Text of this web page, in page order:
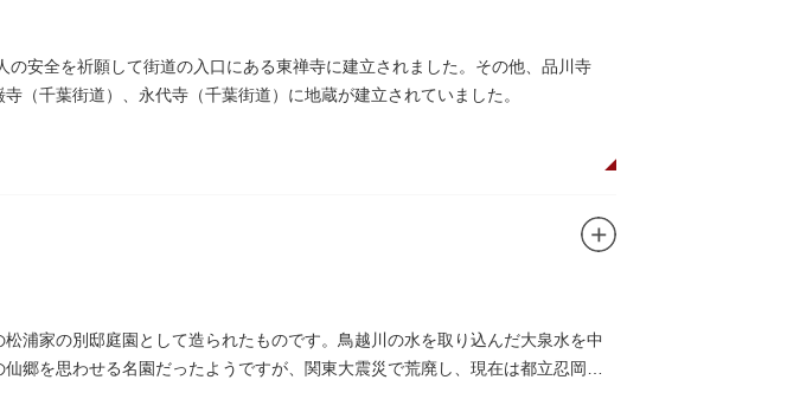
安全を祈願して街道の入口にある東禅寺に建立されました。その他、品川寺
（千葉街道）、永代寺（千葉街道）に地蔵が建立されていました。
浦家の別邸庭園として造られたものです。鳥越川の水を取り込んだ大泉水を中
郷を思わせる名園だったようですが、関東大震災で荒廃し、現在は都立忍岡高